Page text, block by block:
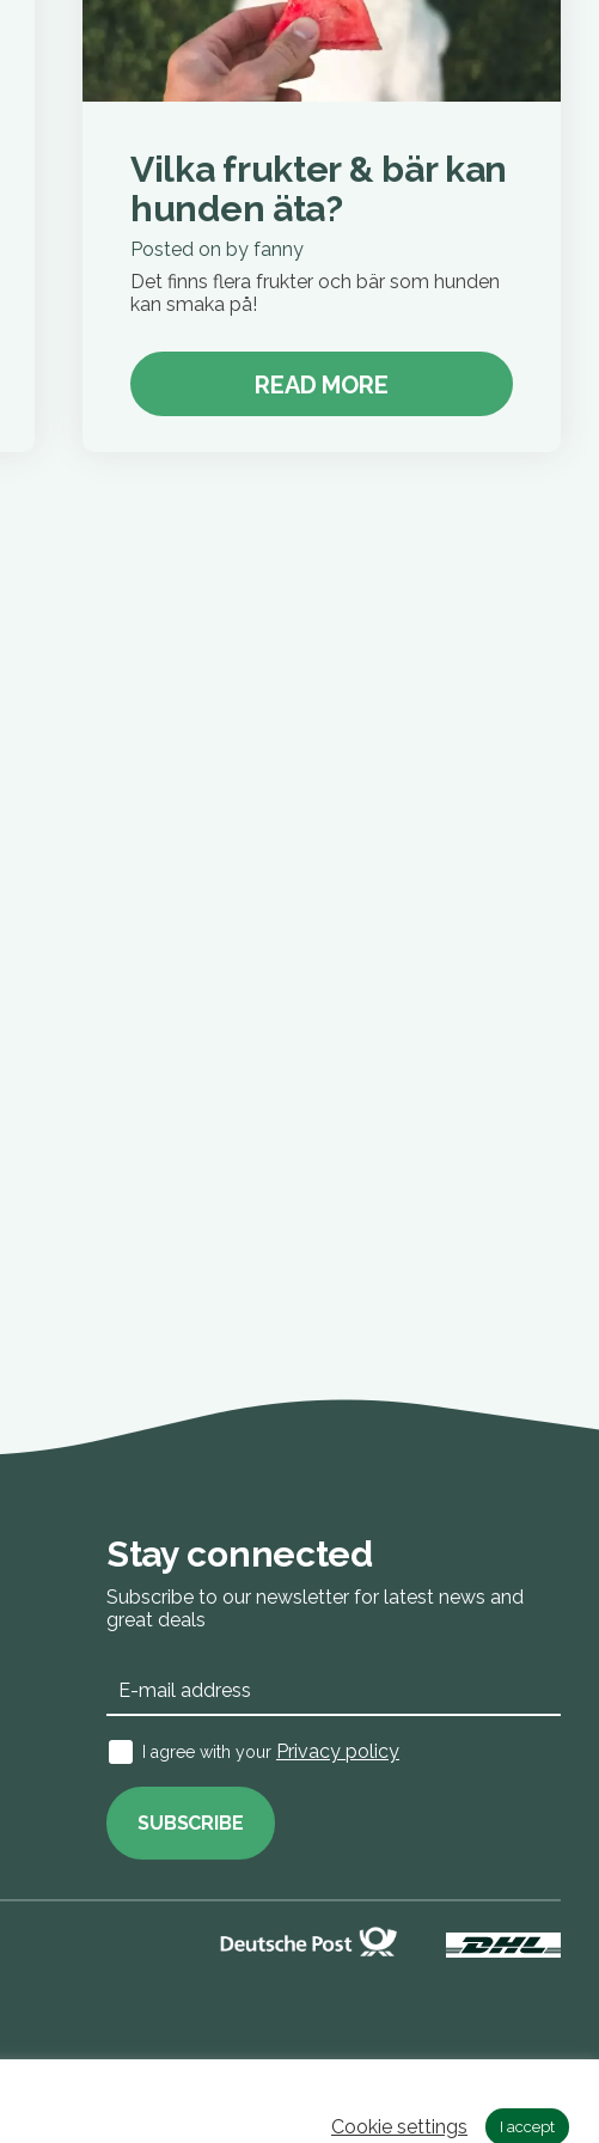
Vilka frukter & bär kan
hunden äta?
Posted on by fanny
Det finns flera frukter och bär som hunden
kan smaka på!
READ MORE
Stay connected
Subscribe to our newsletter for latest news and
great deals
I agree with your Privacy policy
SUBSCRIBE
Buddycare DECookie settings I accept